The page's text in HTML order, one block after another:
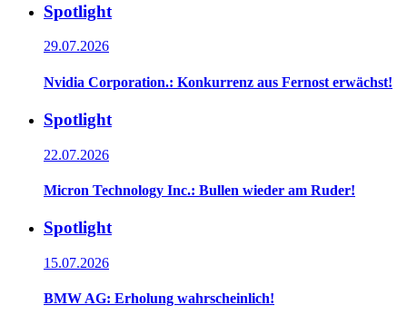
Spotlight
29.07.2026
Nvidia Corporation.: Konkurrenz aus Fernost erwächst!
Spotlight
22.07.2026
Micron Technology Inc.: Bullen wieder am Ruder!
Spotlight
15.07.2026
BMW AG: Erholung wahrscheinlich!